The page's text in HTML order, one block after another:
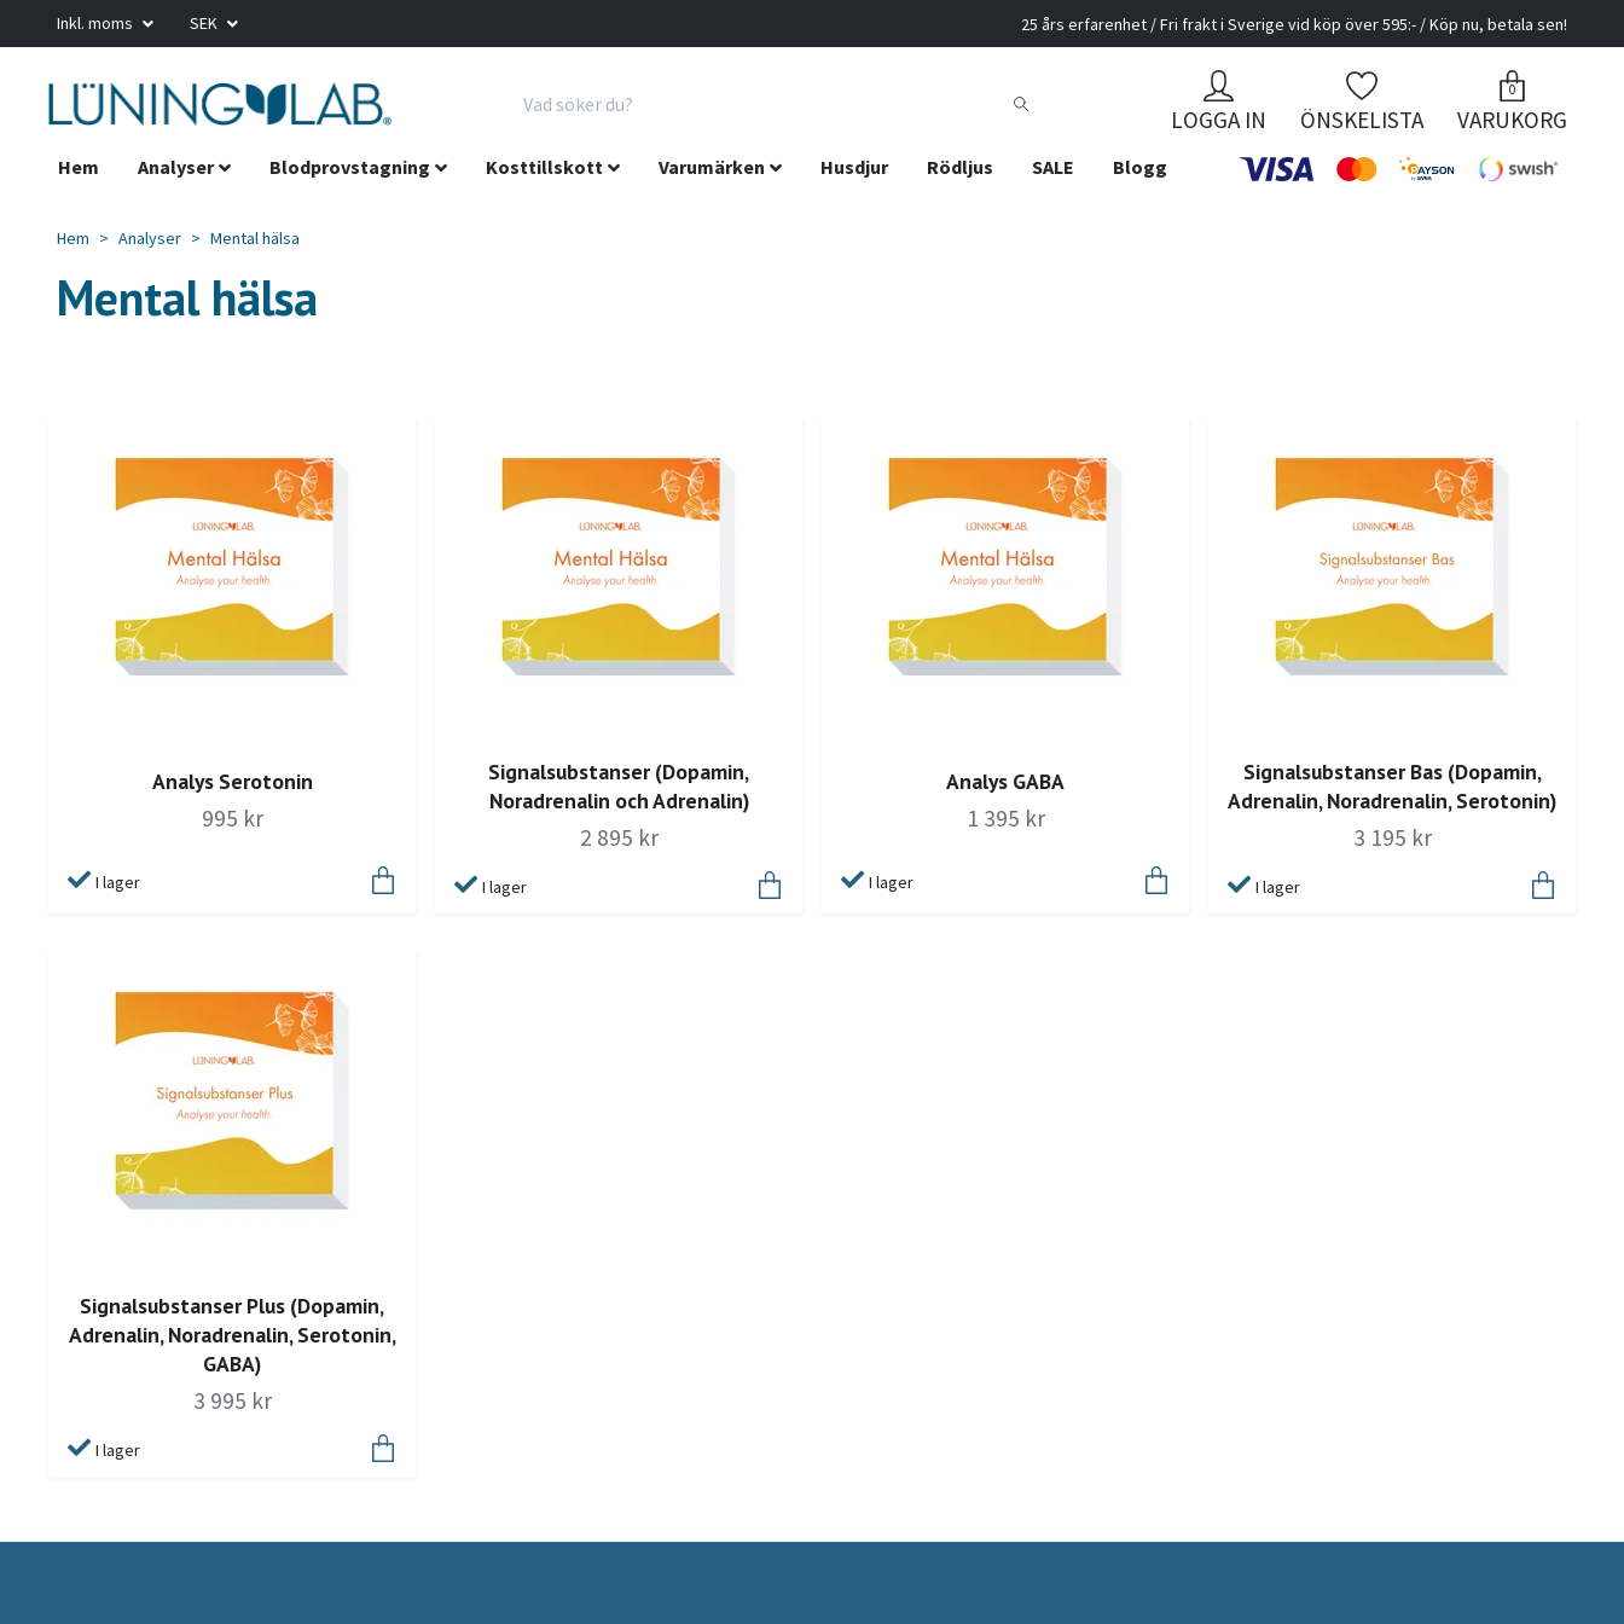
Inkl. moms SEK 25 års erfarenhet / Fri frakt i Sverige vid köp över 595:- / Köp nu, betala sen!
LOGGA IN ÖNSKELISTA
0
VARUKORG
Hem Analyser Blodprovstagning Kosttillskott Varumärken Husdjur Rödljus SALE Blogg
Hem Analyser Mental hälsa
Mental hälsa
Analys Serotonin
995 kr
I lager
Signalsubstanser (Dopamin,
Noradrenalin och Adrenalin)
2 895 kr
I lager
Analys GABA
1 395 kr
I lager
Signalsubstanser Bas (Dopamin,
Adrenalin, Noradrenalin, Serotonin)
3 195 kr
I lager
Signalsubstanser Plus (Dopamin,
Adrenalin, Noradrenalin, Serotonin,
GABA)
3 995 kr
I lager